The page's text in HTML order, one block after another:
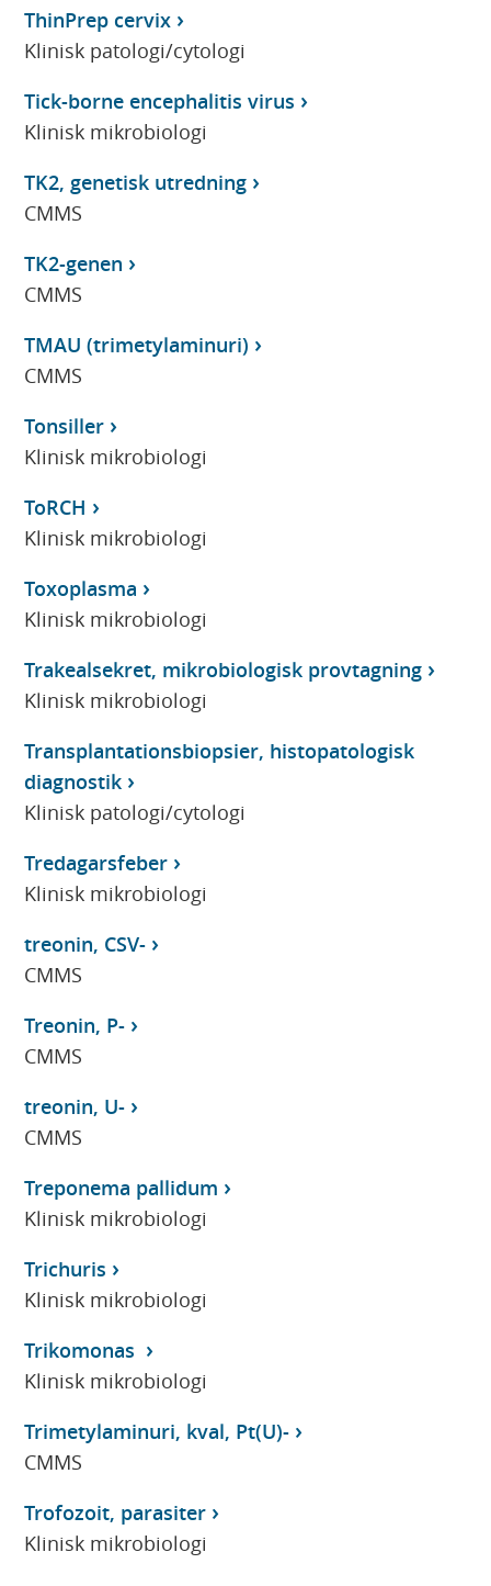
ThinPrep cervix
Klinisk patologi/cytologi
Tick-borne encephalitis virus
Klinisk mikrobiologi
TK2, genetisk utredning
CMMS
TK2-genen
CMMS
TMAU (trimetylaminuri)
CMMS
Tonsiller
Klinisk mikrobiologi
ToRCH
Klinisk mikrobiologi
Toxoplasma
Klinisk mikrobiologi
Trakealsekret, mikrobiologisk provtagning
Klinisk mikrobiologi
Transplantationsbiopsier, histopatologisk
diagnostik
Klinisk patologi/cytologi
Tredagarsfeber
Klinisk mikrobiologi
treonin, CSV-
CMMS
Treonin, P-
CMMS
treonin, U-
CMMS
Treponema pallidum
Klinisk mikrobiologi
Trichuris
Klinisk mikrobiologi
Trikomonas
Klinisk mikrobiologi
Trimetylaminuri, kval, Pt(U)-
CMMS
Trofozoit, parasiter
Klinisk mikrobiologi